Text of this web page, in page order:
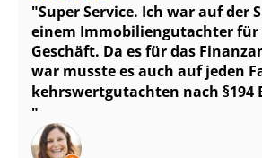
Super Service. Ich war auf der
einem Im­mo­bi­li­en­gut­ach­ter für
Geschäft. Da es für das
war musste es auch auf jeden
kehrs­wert­gut­ach­ten nach §194